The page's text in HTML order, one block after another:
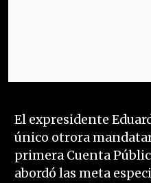
El expresidente
único otrora
primera Cuenta
abordó las meta